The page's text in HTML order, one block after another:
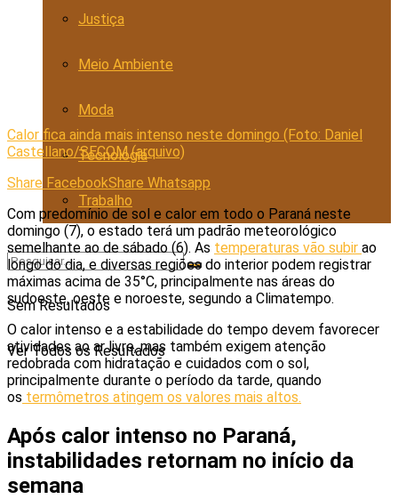
Justiça
Meio Ambiente
Moda
Tecnologia
Trabalho
Sem Resultados
Ver Todos os Resultados
Calor fica ainda mais intenso neste domingo (Foto: Daniel
Castellano/SECOM (arquivo)
Share FacebookShare Whatsapp
Com predomínio de sol e calor em todo o Paraná neste
domingo (7), o estado terá um padrão meteorológico
semelhante ao de sábado (6). As temperaturas vão subir ao
longo do dia, e diversas regiões do interior podem registrar
máximas acima de 35°C, principalmente nas áreas do
sudoeste, oeste e noroeste, segundo a Climatempo.
O calor intenso e a estabilidade do tempo devem favorecer
atividades ao ar livre, mas também exigem atenção
redobrada com hidratação e cuidados com o sol,
principalmente durante o período da tarde, quando
os termômetros atingem os valores mais altos.
Após calor intenso no Paraná,
instabilidades retornam no início da
semana